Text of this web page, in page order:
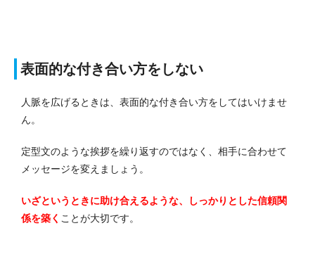
表面的な付き合い方をしない
人脈を広げるときは、表面的な付き合い方をしてはいけませ
ん。
定型文のような挨拶を繰り返すのではなく、相手に合わせて
メッセージを変えましょう。
いざというときに助け合えるような、しっかりとした信頼関
係を築く ことが大切です。